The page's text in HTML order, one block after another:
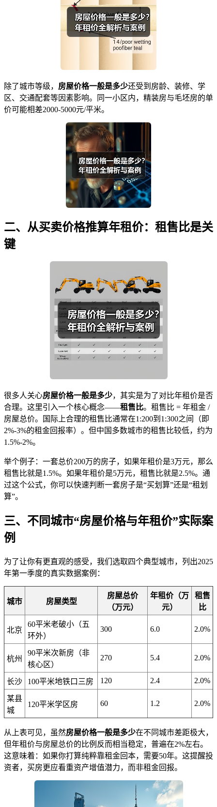
除了城市等级， 房屋价格一般是多少还受到房龄、装修、学
区、交通配套等因素影响。同一小区内，精装房与毛坯房的单
价可能相差2000-5000元/平米。
二、从买卖价格推算年租价：租售比是关
键
很多人关心房屋价格一般是多少，其实是为了对比年租价是否
合理。这里引入一个核心概念——租售比。租售比 = 年租金 /
房屋总价。国际上合理的租售比通常在1:200到1:300之间（即
2%-3%的租金回报率）。但中国多数城市的租售比较低，约为
1.5%-2%。
举个例子：一套总价200万的房子，如果年租价是3万元，那么
租售比就是1.5%。如果年租价是5万元，租售比就是2.5%。通
过这个公式，你可以快速判断一套房子是“买划算”还是“租划
算”。
三、不同城市“房屋价格与年租价”实际案
例
为了让你有更直观的感受，我们选取四个典型城市，列出2025
年第一季度的真实数据案例：
城市 房屋类型
房屋总价
（万元）
年租价（万
元）
租售
比
北京
60平米老破小（五
环外）
300 6.0 2.0%
杭州
90平米次新房（非
核心区）
270 5.4 2.0%
长沙 100平米地铁口三房 120 2.4 2.0%
某县
城
120平米学区房 60 1.2 2.0%
从上表可见，虽然房屋价格一般是多少在不同城市差距极大，
但年租价与房屋总价的比例反而相当稳定，普遍在2%左右。
这意味着：如果你打算纯粹靠租金回本，需要50年。这提醒投
资者，买房更应看重资产增值潜力，而非租金回报。